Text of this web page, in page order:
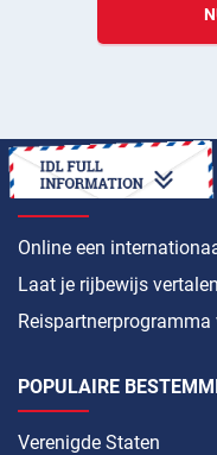
HOE
Online een
Laat je rijbewijs vertalen
Reispartnerprogramma
POPULAIRE
Verenigde Staten